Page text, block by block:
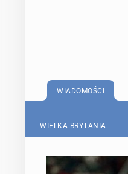
WIADOMOŚCI
WIELKA BRYTANIA